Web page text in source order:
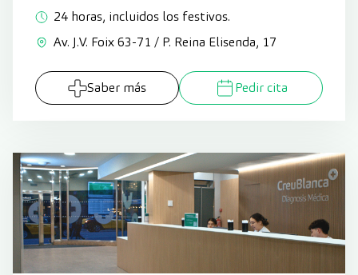
24 horas, incluidos los festivos.
Av. J.V. Foix 63-71 / P. Reina Elisenda, 17
Saber más Pedir cita